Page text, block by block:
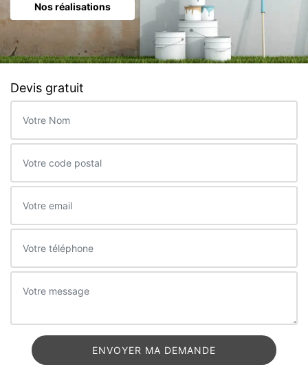
Nos réalisations
Devis gratuit